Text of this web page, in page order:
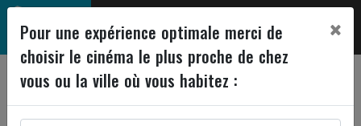
Pour une expérience optimale merci de
choisir le cinéma le plus proche de chez
vous ou la ville où vous habitez :
×